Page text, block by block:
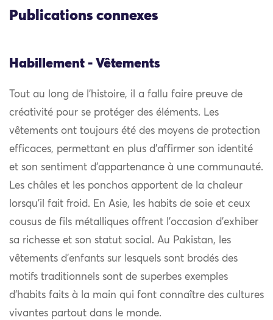
Publications connexes
Habillement - Vêtements
Tout au long de l’histoire, il a fallu faire preuve de
créativité pour se protéger des éléments. Les
vêtements ont toujours été des moyens de protection
efficaces, permettant en plus d’affirmer son identité
et son sentiment d’appartenance à une communauté.
Les châles et les ponchos apportent de la chaleur
lorsqu’il fait froid. En Asie, les habits de soie et ceux
cousus de fils métalliques offrent l’occasion d’exhiber
sa richesse et son statut social. Au Pakistan, les
vêtements d’enfants sur lesquels sont brodés des
motifs traditionnels sont de superbes exemples
d’habits faits à la main qui font connaître des cultures
vivantes partout dans le monde.